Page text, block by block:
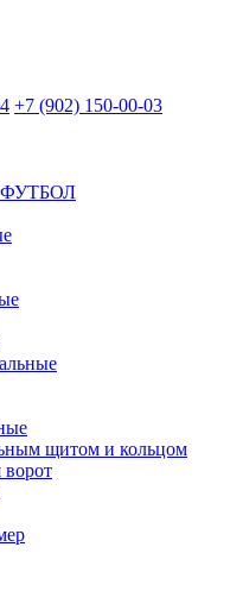
+7 (902) 150-00-03
щитом и кольцом